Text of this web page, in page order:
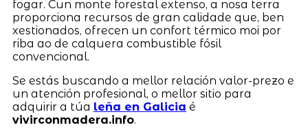
fogar. Cun monte forestal extenso, a nosa terra
proporciona recursos de gran calidade que, ben
xestionados, ofrecen un confort térmico moi por
riba ao de calquera combustible fósil
convencional.
Se estás buscando a mellor relación valor-prezo e
un atención profesional, o mellor sitio para
adquirir a túa leña en Galicia é
vivirconmadera.info.